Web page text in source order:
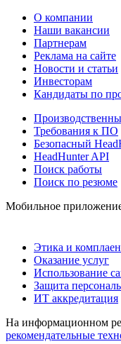
О компании
Наши вакансии
Партнерам
Реклама на сайте
Новости и статьи
Инвесторам
Кандидаты по
Требования к ПО
Безопасный
HeadHunter API
Поиск работы
Поиск по резюме
Мобильное
Этика и
Оказание услуг
Использование
Защита
ИТ аккредитация
На информационном
рекомендательные